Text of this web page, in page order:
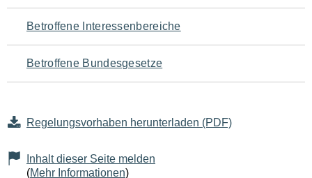
den
Seiteninhalt
Betroffene Interessenbereiche
Betroffene Bundesgesetze
Regelungsvorhaben herunterladen (PDF)
Inhalt dieser Seite melden
(Mehr Informationen)